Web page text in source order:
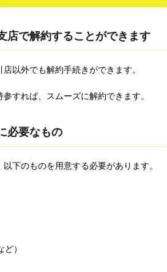
店で解約することができます
以外でも解約手続きができます。
すれば、スムーズに解約できます。
必要なもの
下のものを用意する必要があります。
）